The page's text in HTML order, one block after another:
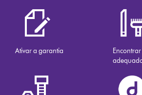
Ativar a garantia